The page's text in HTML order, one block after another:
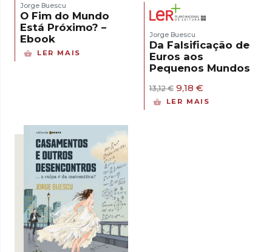
Jorge Buescu
O Fim do Mundo
Está Próximo? –
Ebook
LER MAIS
Jorge Buescu
Da Falsificação de
Euros aos
Pequenos Mundos
13,12€ O
preço
original
9,18 €O
preço
atual
LER MAIS